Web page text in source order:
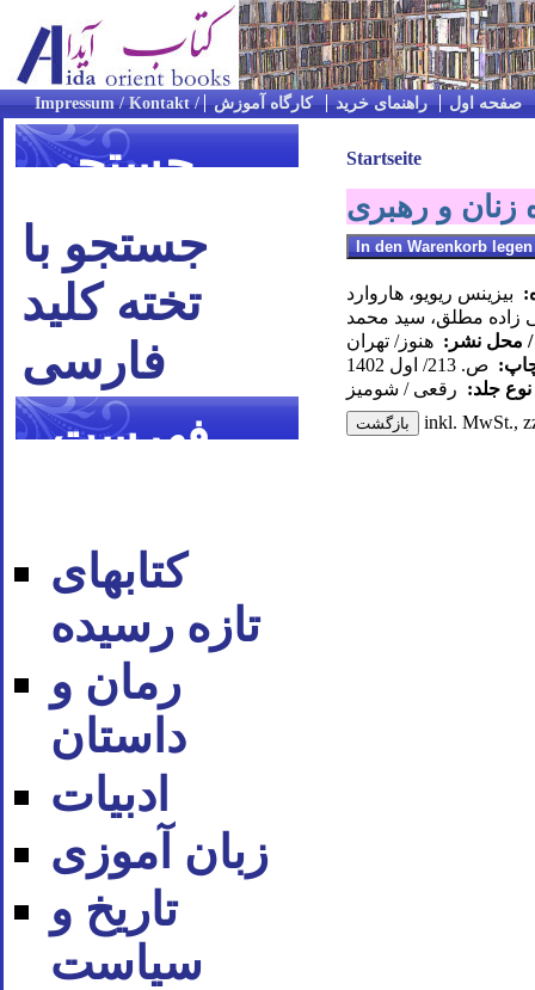
صفحه اول راهنمای خرید کارگاه آموزش
جستجو
جستجو با
تخته کلید
فارسی
فهرست
کتابهای
تازه رسیده
رمان و
داستان
ادبیات
زبان آموزی
تاریخ و
سیاست
Startseite
زنان و رهبری
بیزینس ریویو، هاروارد
زاده مطلق، سید محمد
/ محل نشر: هنوز/ تهران
ص. 213/ اول 1402
جلد: رقعی / شومیز
inkl. MwSt.,